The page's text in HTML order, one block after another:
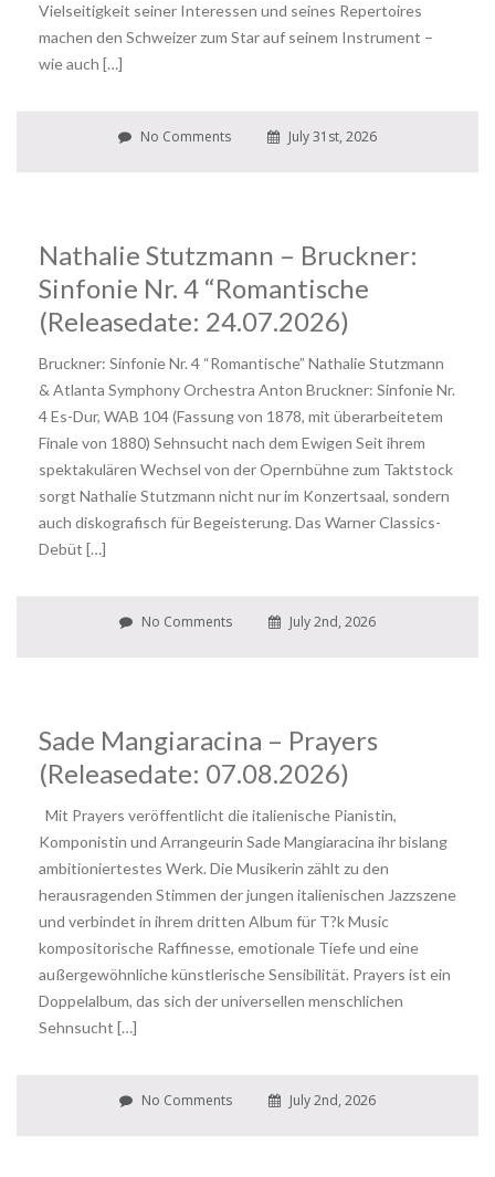
Vielseitigkeit seiner Interessen und seines Repertoires
machen den Schweizer zum Star auf seinem Instrument –
wie auch […]
No Comments July 31st, 2026
Nathalie Stutzmann – Bruckner:
Sinfonie Nr. 4 “Romantische
(Releasedate: 24.07.2026)
Bruckner: Sinfonie Nr. 4 “Romantische” Nathalie Stutzmann
& Atlanta Symphony Orchestra Anton Bruckner: Sinfonie Nr.
4 Es-Dur, WAB 104 (Fassung von 1878, mit überarbeitetem
Finale von 1880) Sehnsucht nach dem Ewigen Seit ihrem
spektakulären Wechsel von der Opernbühne zum Taktstock
sorgt Nathalie Stutzmann nicht nur im Konzertsaal, sondern
auch diskografisch für Begeisterung. Das Warner Classics-
Debüt […]
No Comments July 2nd, 2026
Sade Mangiaracina – Prayers
(Releasedate: 07.08.2026)
Mit Prayers veröffentlicht die italienische Pianistin,
Komponistin und Arrangeurin Sade Mangiaracina ihr bislang
ambitioniertestes Werk. Die Musikerin zählt zu den
herausragenden Stimmen der jungen italienischen Jazzszene
und verbindet in ihrem dritten Album für T?k Music
kompositorische Raffinesse, emotionale Tiefe und eine
außergewöhnliche künstlerische Sensibilität. Prayers ist ein
Doppelalbum, das sich der universellen menschlichen
Sehnsucht […]
No Comments July 2nd, 2026